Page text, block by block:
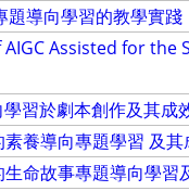
題導向學習的教學實踐
Assisted for
習於劇本創作及其成
素養導向專題學習 及
生命故事專題導向學習